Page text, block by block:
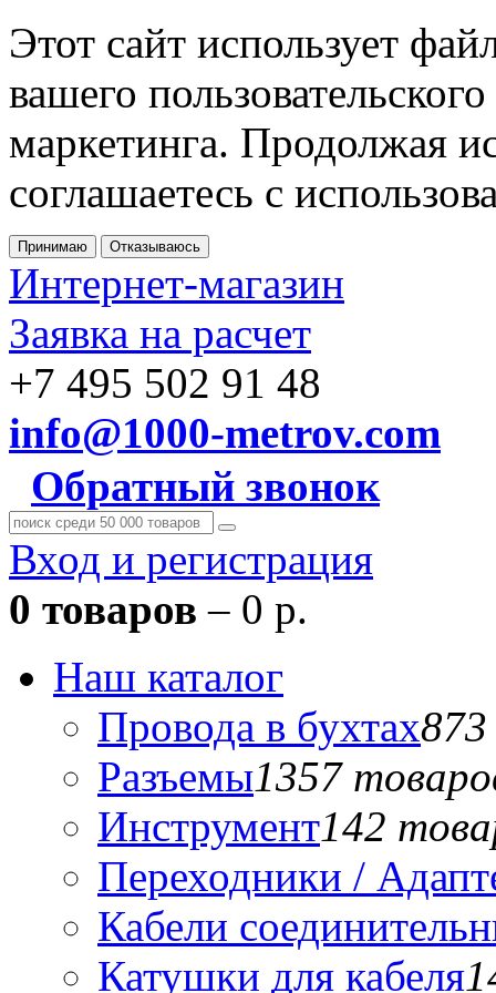
Этот сайт использует
вашего
маркетинга. Продолжая
соглашаетесь с
Принимаю Отказываюсь
Интернет-магазин
Заявка на расчет
+7 495 502 91 48
info@1000-metrov.com
Обратный звонок
Вход и регистрация
0 товаров – 0 р.
Наш каталог
Провода в бухтах
Разъемы1357
Инструмент142
Переходники /
Кабели
Катушки для кабеля